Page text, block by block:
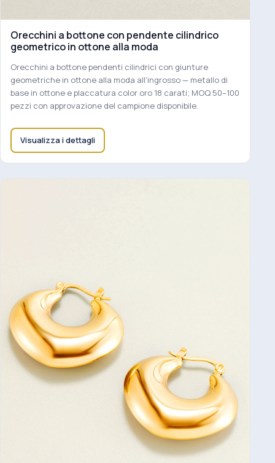
Orecchini a bottone con pendente cilindrico
geometrico in ottone alla moda
Orecchini a bottone pendenti cilindrici con giunture
geometriche in ottone alla moda all'ingrosso — metallo di
base in ottone e placcatura color oro 18 carati; MOQ 50–100
pezzi con approvazione del campione disponibile.
Visualizza i dettagli